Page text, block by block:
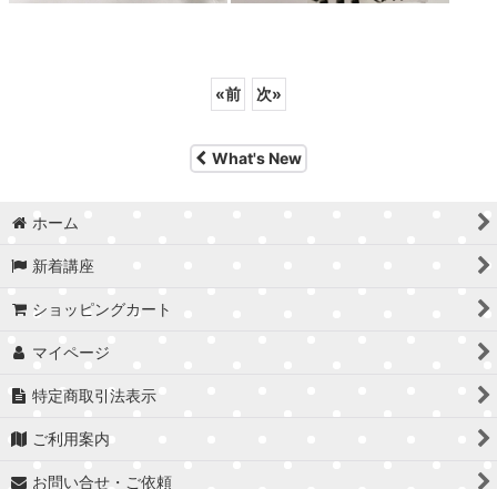
«前 次»
What's New
ホーム
新着講座
ショッピングカート
マイページ
特定商取引法表示
ご利用案内
お問い合せ・ご依頼